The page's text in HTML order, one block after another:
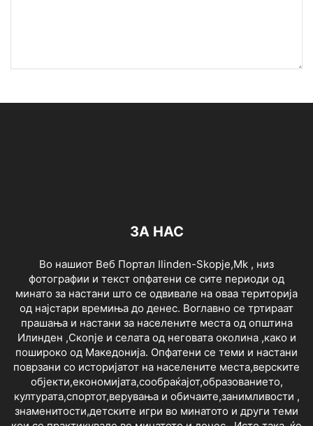
ЗА НАС
Во нашиот Веб Портал Ilinden-Skopje,Mk , низ
фотографии и текст опфатени се сите периоди од
минато за настани што се одвивале на оваа територија
од најстари времиња до денес. Воглавно се тртираат
прашања и настани за населените места од општина
Илинден ,Скопје и селата од неговата околина ,како и
пошироко од Македонија. Опфатени се теми и настани
поврзани со историјатот на населените места,верските
објекти,економијата,сообраќајот,образованието,
културата,спортот,верувања и обичаите,занимливости ,
знаменитости,детските игри во минатото и други теми